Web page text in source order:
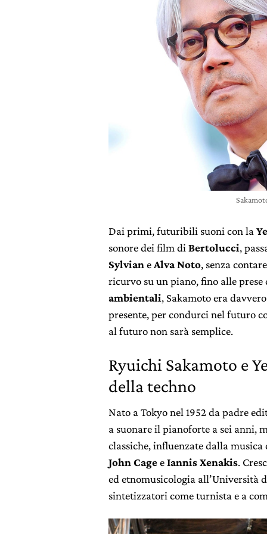
Dai primi, futuribili suoni con la
sonore dei film di Bertolucci,
Sylvian eAlva Noto, senza
ricurvo su un piano, fino alle
ambientali, Sakamoto era
presente, per condurci nel futuro
al futuro non sarà semplice.
Ryuichi Sakamoto e
della techno
Nato a Tokyo nel 1952 da padre
a suonare il pianoforte a sei anni,
classiche, influenzate dalla
John CageeIannis Xenakis.
ed etnomusicologia all’Università
sintetizzatori come turnista e a